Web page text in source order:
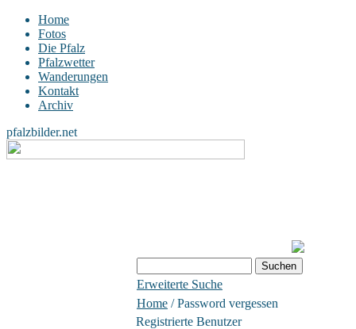
Home
Fotos
Die Pfalz
Pfalzwetter
Wanderungen
Kontakt
Archiv
pfalzbilder.net
Erweiterte Suche
Home / Password vergessen
Registrierte Benutzer